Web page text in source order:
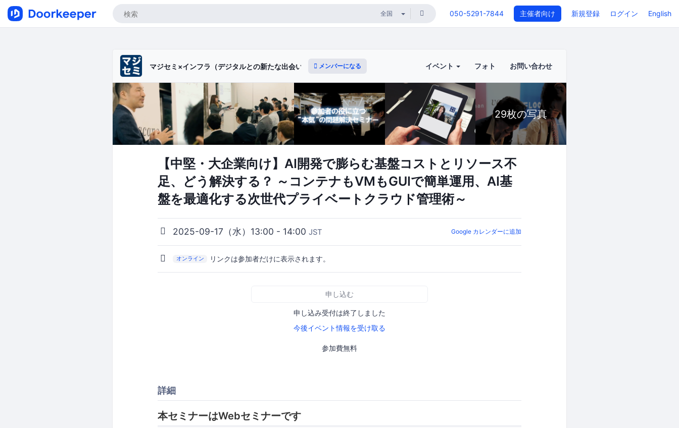
050-5291-7844 主催者向け 新規登録 ログイン English
マジセミ×インフラ（デジタルとの新たな出会いと体験）メンバーになる イベント フォト お問い合わせ
29枚の写真
【中堅・大企業向け】AI開発で膨らむ基盤コストとリソース不
足、どう解決する？ ～コンテナもVMもGUIで簡単運用、AI基
盤を最適化する次世代プライベートクラウド管理術～
2025-09-17（水）13:00 - 14:00 JST Google カレンダーに追加
オンライン リンクは参加者だけに表示されます。
申し込む
申し込み受付は終了しました
今後イベント情報を受け取る
参加費無料
詳細
本セミナーはWebセミナーです